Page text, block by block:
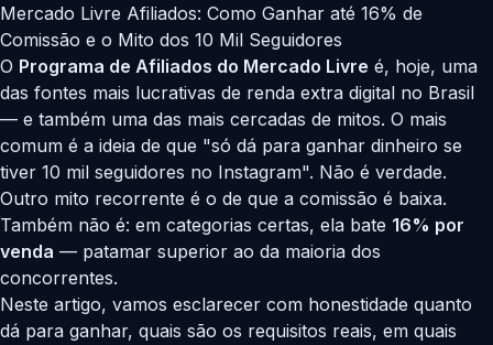
Mercado Livre Afiliados: Como Ganhar até 16% de
Comissão e o Mito dos 10 Mil Seguidores
O Programa de Afiliados do Mercado Livre é, hoje, uma
das fontes mais lucrativas de renda extra digital no Brasil
— e também uma das mais cercadas de mitos. O mais
comum é a ideia de que "só dá para ganhar dinheiro se
tiver 10 mil seguidores no Instagram". Não é verdade.
Outro mito recorrente é o de que a comissão é baixa.
Também não é: em categorias certas, ela bate 16% por
venda — patamar superior ao da maioria dos
concorrentes.
Neste artigo, vamos esclarecer com honestidade quanto
dá para ganhar, quais são os requisitos reais, em quais